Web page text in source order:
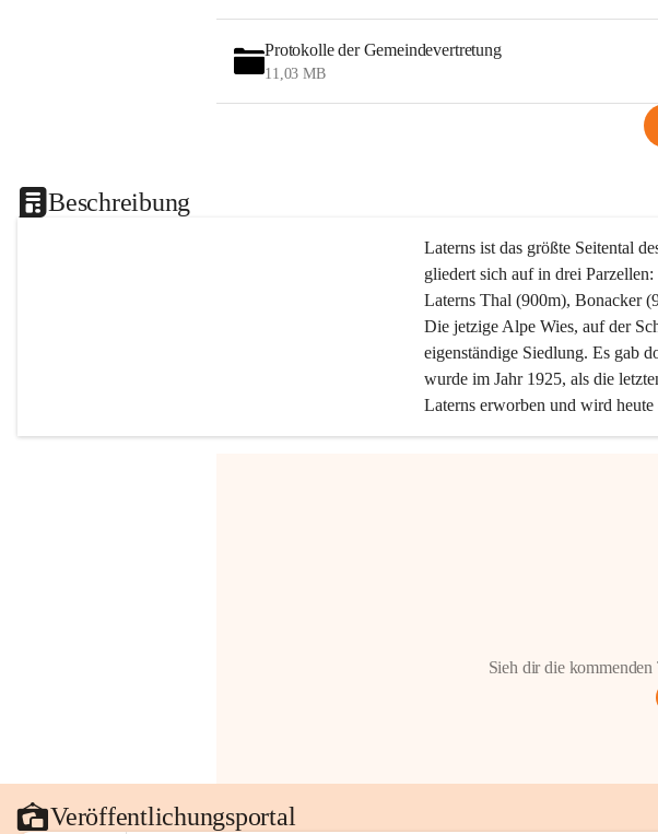
Protokolle der Gemeindevertretung
11,03 MB
Beschreibung
Laterns ist das größte Seitental
gliedert sich auf in drei Parzellen:
Laterns Thal (900m), Bonacker
Die jetzige Alpe Wies, auf der
eigenständige Siedlung. Es gab
wurde im Jahr 1925, als die
Laterns erworben und wird heute
Sieh dir die
Veröffentlichungsportal